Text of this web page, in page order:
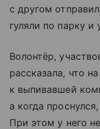
с другом
гуляли по парку и
Волонтёр,
рассказала, что
к выпивавшей
а когда
При этом у него